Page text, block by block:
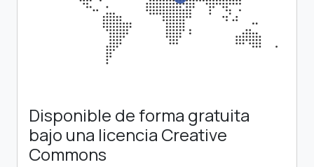
Disponible de forma gratuita
bajo una licencia Creative
Commons